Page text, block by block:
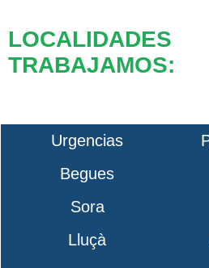
TRABAJAMOS:
Urgencias
Begues
Sora
Lluçà